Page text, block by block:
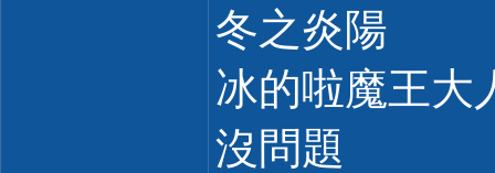
冬之炎陽
冰的啦魔王大
沒問題